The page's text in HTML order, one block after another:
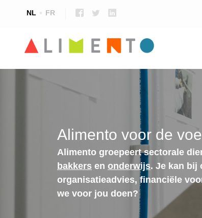
NL FR
Alimento voor de
Alimento groepeert sectorale
bakkers en onderwijs. Je kan bij
organisatieadvies, financiële
we voor jou doen?